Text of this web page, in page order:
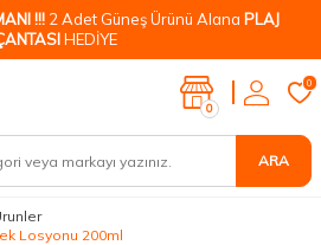
!!! 2 Adet Güneş Ürünü Alana PLAJ
HEDİYE
ARA
0
0
Losyonu 200ml